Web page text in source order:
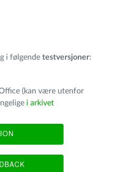
i følgende testversjoner:
(kan være utenfor
i arkivet